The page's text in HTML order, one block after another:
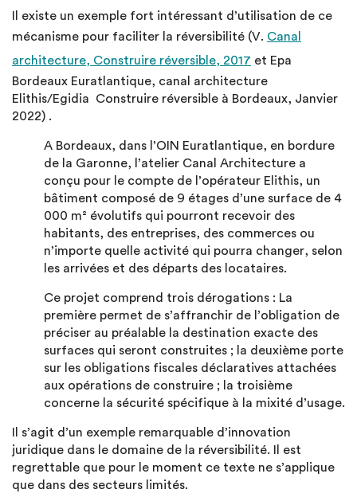
Il existe un exemple fort intéressant d’utilisation de ce
mécanisme pour faciliter la réversibilité (V. Canal
architecture, Construire réversible, 2017 et Epa
Bordeaux Euratlantique, canal architecture
Elithis/Egidia Construire réversible à Bordeaux, Janvier
2022) .
A Bordeaux, dans l’OIN Euratlantique, en bordure
de la Garonne, l’atelier Canal Architecture a
conçu pour le compte de l’opérateur Elithis, un
bâtiment composé de 9 étages d’une surface de 4
000 m² évolutifs qui pourront recevoir des
habitants, des entreprises, des commerces ou
n’importe quelle activité qui pourra changer, selon
les arrivées et des départs des locataires.
Ce projet comprend trois dérogations : La
première permet de s’affranchir de l’obligation de
préciser au préalable la destination exacte des
surfaces qui seront construites ; la deuxième porte
sur les obligations fiscales déclaratives attachées
aux opérations de construire ; la troisième
concerne la sécurité spécifique à la mixité d’usage.
Il s’agit d’un exemple remarquable d’innovation
juridique dans le domaine de la réversibilité. Il est
regrettable que pour le moment ce texte ne s’applique
que dans des secteurs limités.